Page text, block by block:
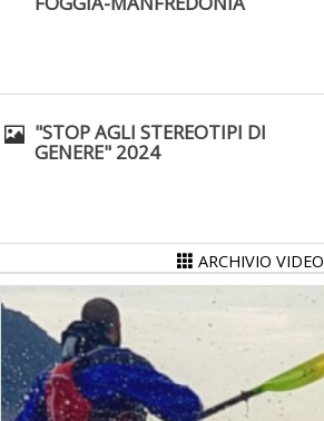
"STOP AGLI STEREOTIPI DI
GENERE" 2024
ARCHIVIO VIDEO